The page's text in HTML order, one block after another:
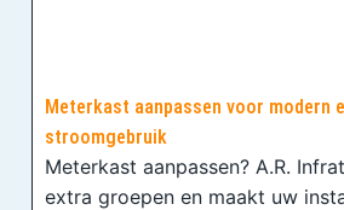
Meterkast aanpassen voor modern
stroomgebruik
Meterkast aanpassen? A.R.
extra groepen en maakt uw